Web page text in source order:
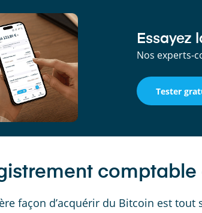
Essayez
Nos experts-
Tester
comptable
façon d’acquérir du Bitcoin est